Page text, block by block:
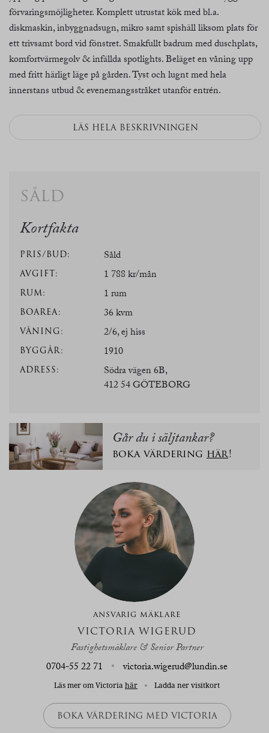
förvaringsmöjligheter. Komplett utrustat kök med bl.a.
diskmaskin, inbyggnadsugn, mikro samt spishäll liksom plats för
ett trivsamt bord vid fönstret. Smakfullt badrum med duschplats,
komfortvärmegolv & infällda spotlights. Beläget en våning upp
med fritt härligt läge på gården. Tyst och lugnt med hela
innerstans utbud & evenemangsstråket utanför entrén.
LÄS HELA BESKRIVNINGEN
såld
Kortfakta
PRIS/BUD: Såld
AVGIFT: 1 788 kr/mån
RUM: 1 rum
BOAREA: 36 kvm
VÅNING: 2/6, ej hiss
BYGGÅR: 1910
ADRESS:
Södra vägen 6B,
412 54 GÖTEBORG
Går du i säljtankar?
boka värdering här!
ANSVARIG MÄKLARE
VICTORIA WIGERUD
Fastighetsmäklare & Senior Partner
0704-55 22 71
victoria.wigerud@lundin.se
Läs mer om Victoria här Ladda ner visitkort
BOKA VÄRDERING MED VICTORIA